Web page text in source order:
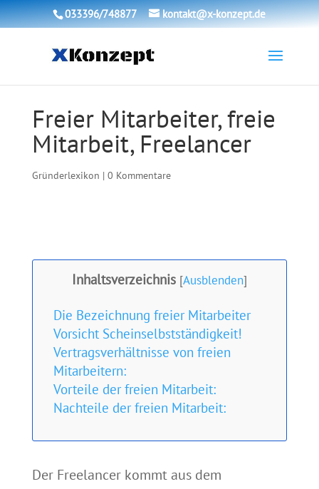
033396/748877 kontakt@x-konzept.de
Freier Mitarbeiter, freie
Mitarbeit, Freelancer
Gründerlexikon | 0 Kommentare
Inhaltsverzeichnis [Ausblenden]
Die Bezeichnung freier Mitarbeiter
Vorsicht Scheinselbstständigkeit!
Vertragsverhältnisse von freien
Mitarbeitern:
Vorteile der freien Mitarbeit:
Nachteile der freien Mitarbeit:
Der Freelancer kommt aus dem